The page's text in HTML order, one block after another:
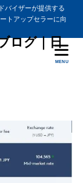
バイザーが提供する
トアップセラーに向
ログ｜日
MENU